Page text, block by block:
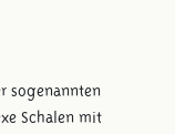
sogenannten
Schalen mit